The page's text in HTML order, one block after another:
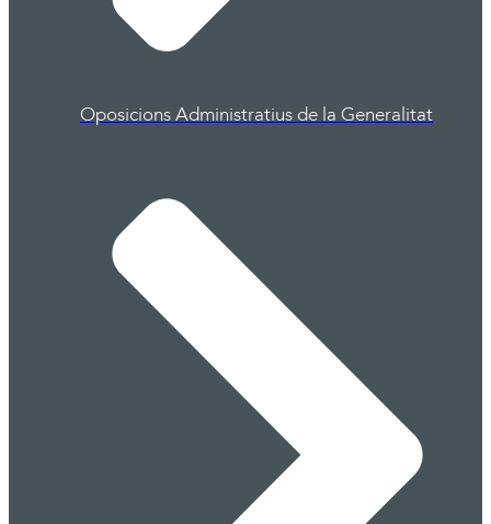
Oposicions Administratius de la Generalitat